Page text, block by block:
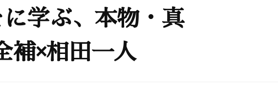
に学ぶ、本物・真
×相田一人